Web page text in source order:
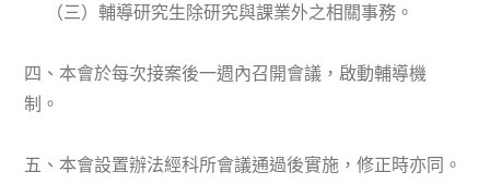
（三）輔導研究生除研究與課業外之相關事務。
四、本會於每次接案後一週內召開會議，啟動輔導機
制。
五、本會設置辦法經科所會議通過後實施，修正時亦同。